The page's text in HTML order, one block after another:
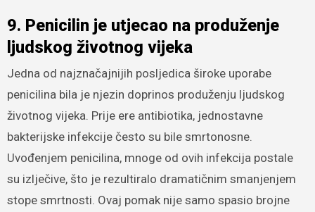
9. Penicilin je utjecao na produženje
ljudskog životnog vijeka
Jedna od najznačajnijih posljedica široke uporabe
penicilina bila je njezin doprinos produženju ljudskog
životnog vijeka. Prije ere antibiotika, jednostavne
bakterijske infekcije često su bile smrtonosne.
Uvođenjem penicilina, mnoge od ovih infekcija postale
su izlječive, što je rezultiralo dramatičnim smanjenjem
stope smrtnosti. Ovaj pomak nije samo spasio brojne